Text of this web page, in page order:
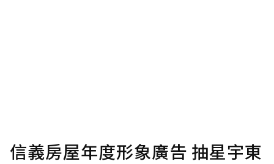
信義房屋年度形象廣告 抽星宇東